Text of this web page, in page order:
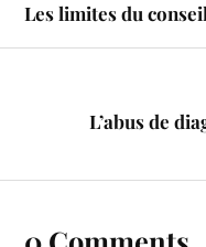
Les limites du
L’abus de